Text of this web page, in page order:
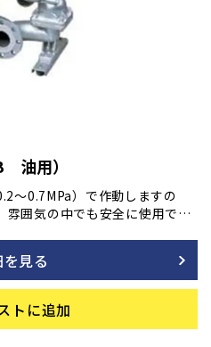
油用）
～0.7MPa）で作動しますの
雰囲気の中でも安全に使用で
見る
トに追加